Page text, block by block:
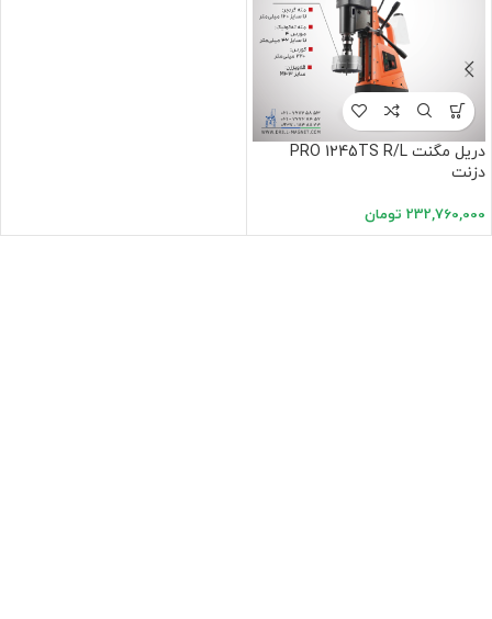
دریل مگنت PRO 1245TS R/L
دزنت
232,760,000 تومان